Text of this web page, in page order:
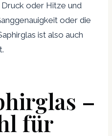
oder Hitze und
oder die
ist also auch
–
für